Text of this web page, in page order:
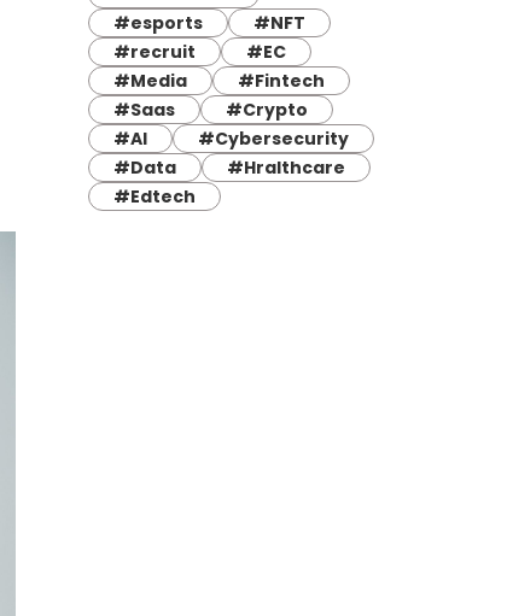
#esports
#NFT
#recruit
#EC
#Media
#Fintech
#Saas
#Crypto
#AI
#Cybersecurity
#Data
#Hralthcare
#Edtech